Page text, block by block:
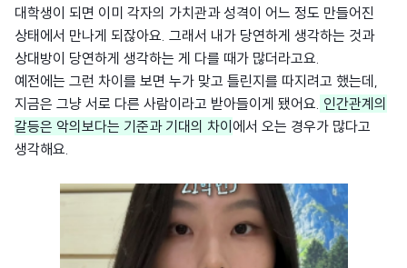
대학생이 되면 이미 각자의 가치관과 성격이 어느 정도 만들어진
상태에서 만나게 되잖아요. 그래서 내가 당연하게 생각하는 것과
상대방이 당연하게 생각하는 게 다를 때가 많더라고요.
예전에는 그런 차이를 보면 누가 맞고 틀린지를 따지려고 했는데,
지금은 그냥 서로 다른 사람이라고 받아들이게 됐어요. 인간관계의
갈등은 악의보다는 기준과 기대의 차이에서 오는 경우가 많다고
생각해요.